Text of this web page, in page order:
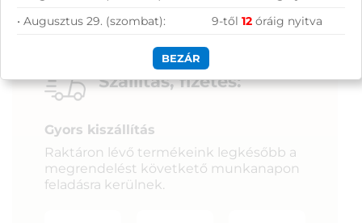
Szállítás, fizetés:
Gyors kiszállítás
Raktáron lévő termékeink legkésőbb a
megrendelést követkető munkanapon
feladásra kerülnek.
• Augusztus 29. (szombat):
9-től12 óráig nyitva
BEZÁR